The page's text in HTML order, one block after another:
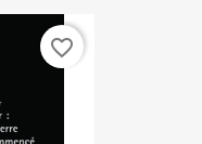
favorite_border